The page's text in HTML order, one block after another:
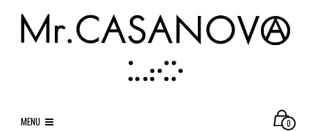
MENU 0